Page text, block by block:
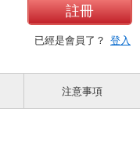
註冊
已經是會員了？ 登入
注意事項